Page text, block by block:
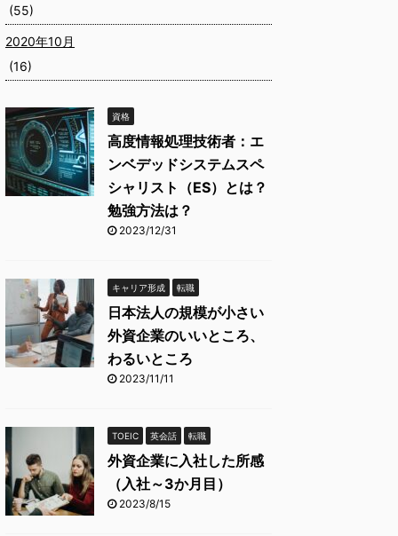
(55)
2020年10月
(16)
資格
高度情報処理技術者：エ
ンベデッドシステムスペ
シャリスト（ES）とは？
勉強方法は？
2023/12/31
キャリア形成 転職
日本法人の規模が小さい
外資企業のいいところ、
わるいところ
2023/11/11
TOEIC 英会話 転職
外資企業に入社した所感
（入社～3か月目）
2023/8/15